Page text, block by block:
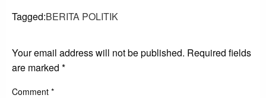
Tagged:BERITA POLITIK
Your email address will not be published. Required fields
are marked *
Comment *